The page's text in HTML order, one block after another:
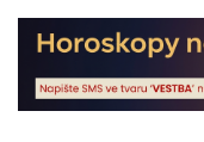
Skip
content